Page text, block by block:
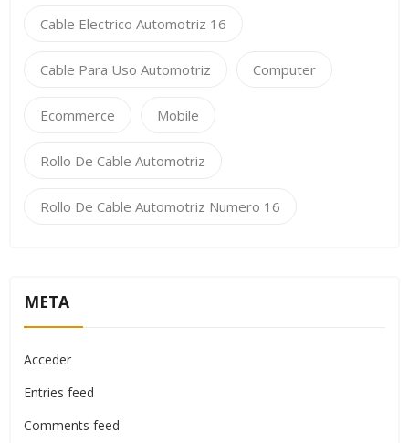
Cable Electrico Automotriz 16
Cable Para Uso Automotriz Computer
Ecommerce Mobile
Rollo De Cable Automotriz
Rollo De Cable Automotriz Numero 16
META
Acceder
Entries feed
Comments feed